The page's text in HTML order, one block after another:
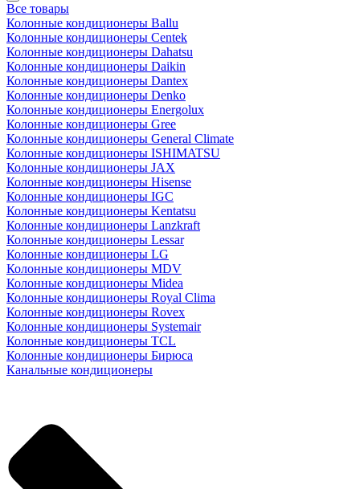
Все товары
Колонные кондиционеры Ballu
Колонные кондиционеры Centek
Колонные кондиционеры Dahatsu
Колонные кондиционеры Daikin
Колонные кондиционеры Dantex
Колонные кондиционеры Denko
Колонные кондиционеры Energolux
Колонные кондиционеры Gree
Колонные кондиционеры General Climate
Колонные кондиционеры ISHIMATSU
Колонные кондиционеры JAX
Колонные кондиционеры Hisense
Колонные кондиционеры IGC
Колонные кондиционеры Kentatsu
Колонные кондиционеры Lanzkraft
Колонные кондиционеры Lessar
Колонные кондиционеры LG
Колонные кондиционеры MDV
Колонные кондиционеры Midea
Колонные кондиционеры Royal Clima
Колонные кондиционеры Rovex
Колонные кондиционеры Systemair
Колонные кондиционеры TCL
Колонные кондиционеры Бирюса
Канальные кондиционеры